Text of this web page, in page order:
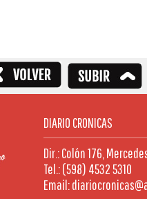
DIARIO CRONICAS
Dir.: Colón 176,
Tel.: (598) 4532 5310
Email: